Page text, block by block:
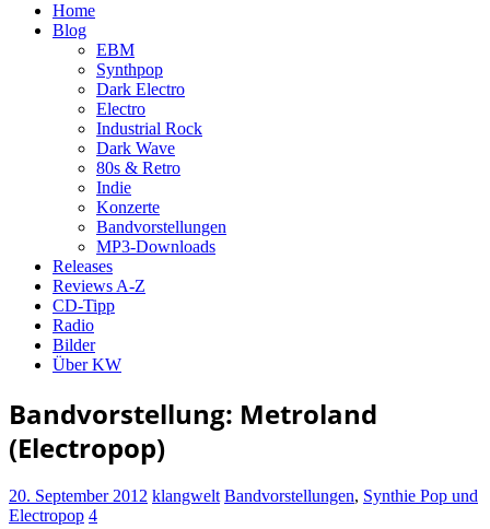
Home
Blog
EBM
Synthpop
Dark Electro
Electro
Industrial Rock
Dark Wave
80s & Retro
Indie
Konzerte
Bandvorstellungen
MP3-Downloads
Releases
Reviews A-Z
CD-Tipp
Radio
Bilder
Über KW
Bandvorstellung: Metroland
(Electropop)
20. September 2012 klangwelt Bandvorstellungen, Synthie Pop und
Electropop 4